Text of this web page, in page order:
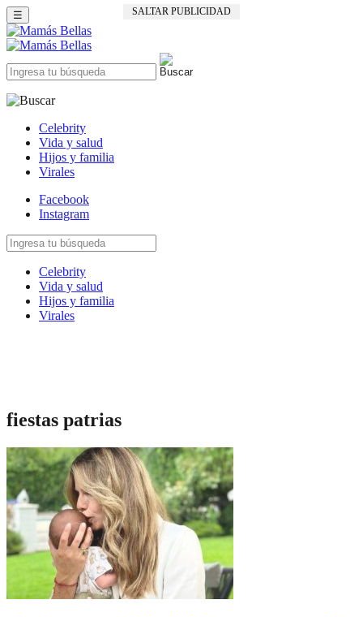
SALTAR PUBLICIDAD
☰
Celebrity
Vida y salud
Hijos y familia
Virales
Facebook
Instagram
Celebrity
Vida y salud
Hijos y familia
Virales
fiestas patrias